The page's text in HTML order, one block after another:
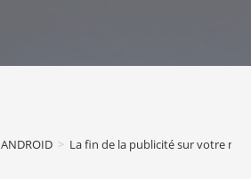
ANDROID > La fin de la publicité sur votre